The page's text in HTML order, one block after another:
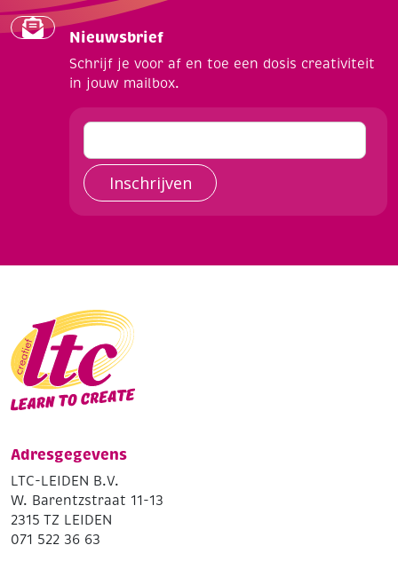
Nieuwsbrief
Schrijf je voor af en toe een dosis creativiteit
in jouw mailbox.
Inschrijven
Adresgegevens
LTC-LEIDEN B.V.
W. Barentzstraat 11-13
2315 TZ LEIDEN
071 522 36 63